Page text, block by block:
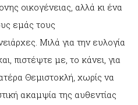
οικογένειας, αλλά κι ένα
εμάς τους
Μιλά για την ευλογία
πιστέψτε με, το κάνει, για
Θεμιστοκλή, χωρίς να
ακαμψία της αυθεντίας